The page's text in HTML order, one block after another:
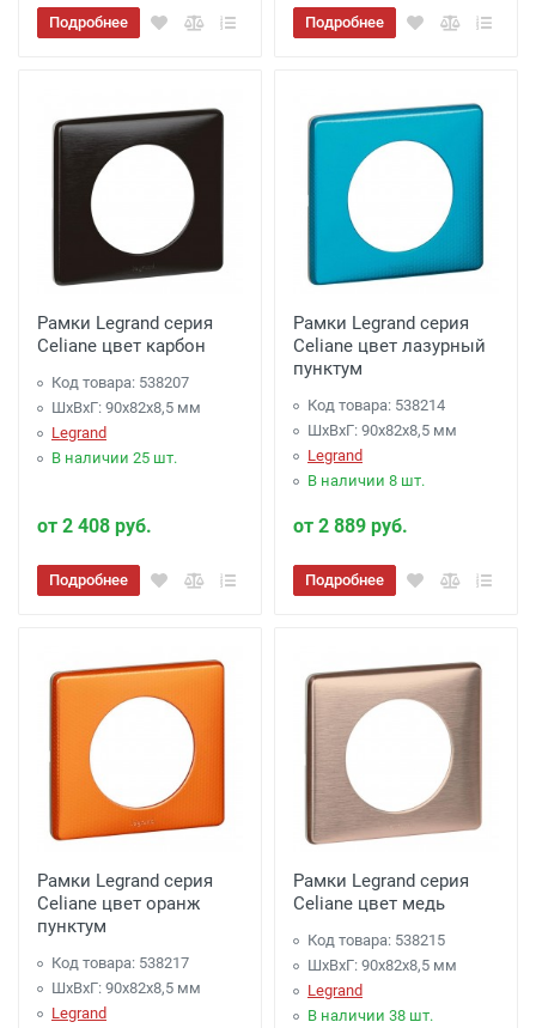
Подробнее Подробнее
Рамки Legrand серия
Celiane цвет карбон
Код товара: 538207
ШхВхГ: 90x82x8,5 мм
Legrand
В наличии 25 шт.
от 2 408 руб.
Подробнее
Рамки Legrand серия
Celiane цвет лазурный
пунктум
Код товара: 538214
ШхВхГ: 90x82x8,5 мм
Legrand
В наличии 8 шт.
от 2 889 руб.
Подробнее
Рамки Legrand серия
Celiane цвет оранж
пунктум
Код товара: 538217
ШхВхГ: 90x82x8,5 мм
Legrand
Рамки Legrand серия
Celiane цвет медь
Код товара: 538215
ШхВхГ: 90x82x8,5 мм
Legrand
В наличии 38 шт.